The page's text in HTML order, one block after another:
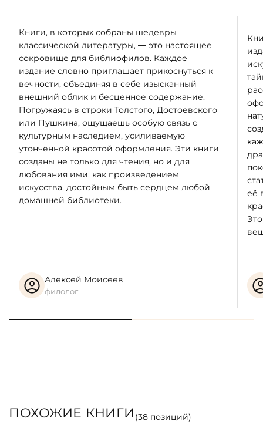
Книги, в которых собраны шедевры
классической литературы, — это настоящее
сокровище для библиофилов. Каждое
издание словно приглашает прикоснуться к
вечности, объединяя в себе изысканный
внешний облик и бесценное содержание.
Погружаясь в строки Толстого, Достоевского
или Пушкина, ощущаешь особую связь с
культурным наследием, усиливаемую
утончённой красотой оформления. Эти книги
созданы не только для чтения, но и для
любования ими, как произведением
искусства, достойным быть сердцем любой
домашней библиотеки.
Алексей Моисеев
филолог
её
ПОХОЖИЕ КНИГИ (38позиций)